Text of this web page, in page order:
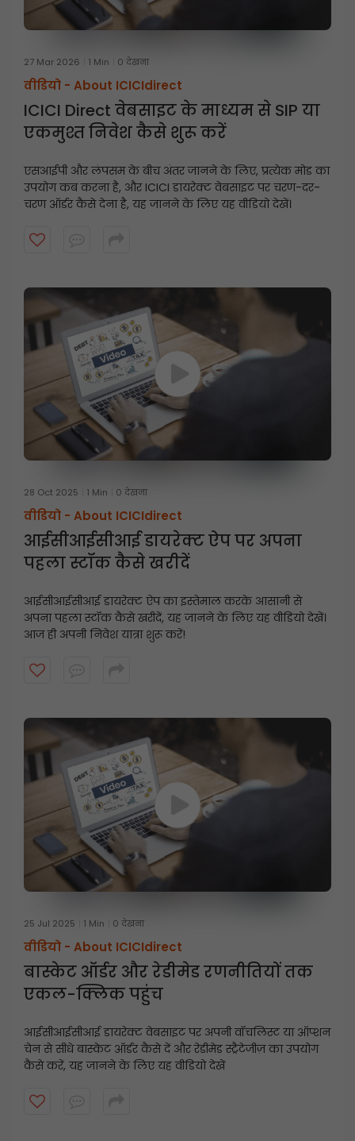
27 Mar 2026 1 Min 0 देखना
वीडियो - About ICICIdirect
ICICI Direct वेबसाइट के माध्यम से SIP या
एकमुश्त निवेश कैसे शुरू करें
एसआईपी और लंपसम के बीच अंतर जानने के लिए, प्रत्येक मोड का
उपयोग कब करना है, और ICICI डायरेक्ट वेबसाइट पर चरण-दर-
चरण ऑर्डर कैसे देना है, यह जानने के लिए यह वीडियो देखें।
28 Oct 2025 1 Min 0 देखना
वीडियो - About ICICIdirect
आईसीआईसीआई डायरेक्ट ऐप पर अपना
पहला स्टॉक कैसे खरीदें
आईसीआईसीआई डायरेक्ट ऐप का इस्तेमाल करके आसानी से
अपना पहला स्टॉक कैसे खरीदें, यह जानने के लिए यह वीडियो देखें।
आज ही अपनी निवेश यात्रा शुरू करें!
25 Jul 2025 1 Min 0 देखना
वीडियो - About ICICIdirect
बास्केट ऑर्डर और रेडीमेड रणनीतियों तक
एकल-क्लिक पहुंच
आईसीआईसीआई डायरेक्ट वेबसाइट पर अपनी वॉचलिस्ट या ऑप्शन
चेन से सीधे बास्केट ऑर्डर कैसे दें और रेडीमेड स्ट्रैटेजीज़ का उपयोग
कैसे करें, यह जानने के लिए यह वीडियो देखें